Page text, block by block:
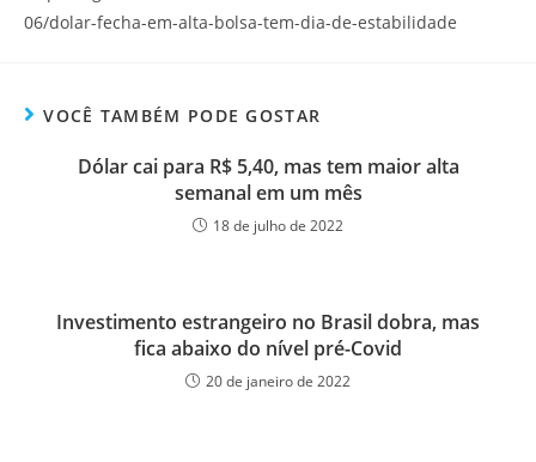
06/dolar-fecha-em-alta-bolsa-tem-dia-de-estabilidade
VOCÊ TAMBÉM PODE GOSTAR
Dólar cai para R$ 5,40, mas tem maior alta
semanal em um mês
18 de julho de 2022
Investimento estrangeiro no Brasil dobra, mas
fica abaixo do nível pré-Covid
20 de janeiro de 2022